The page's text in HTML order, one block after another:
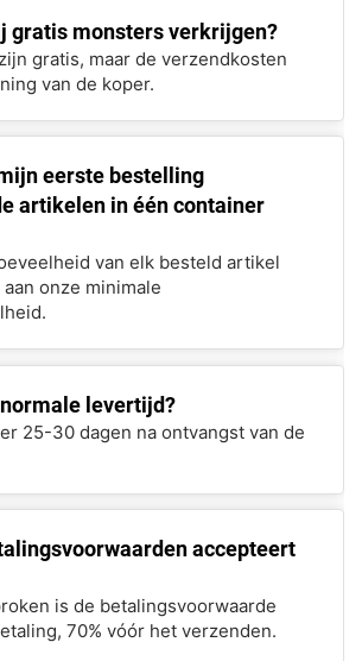
gratis monsters verkrijgen?
gratis, maar de verzendkosten
van de koper.
eerste bestelling
artikelen in één container
van elk besteld artikel
onze minimale
levertijd?
25-30 dagen na ontvangst van de
accepteert
is de betalingsvoorwaarde
70% vóór het verzenden.